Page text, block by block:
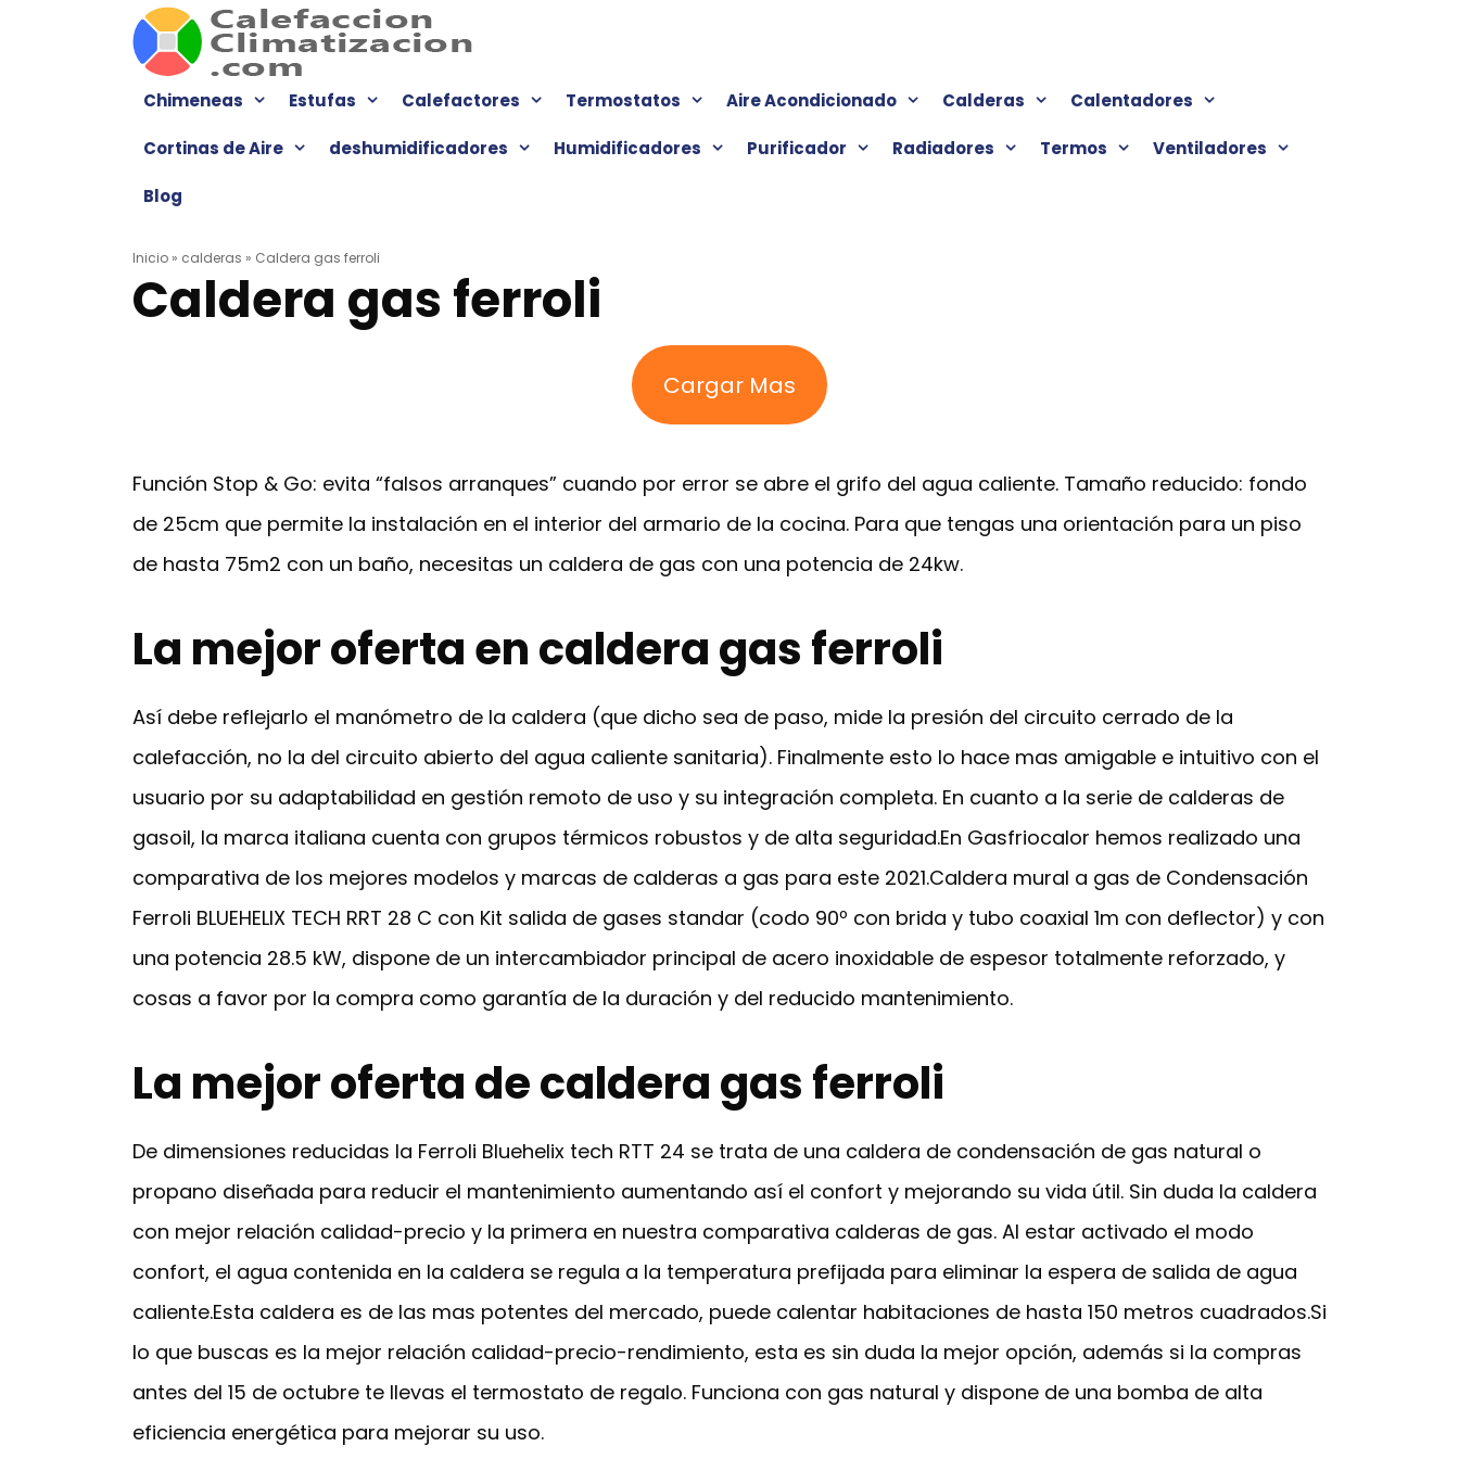
Chimeneas Estufas Calefactores Termostatos Aire Acondicionado Calderas Calentadores
Cortinas de Aire deshumidificadores Humidificadores Purificador Radiadores Termos Ventiladores
Blog
Inicio » calderas » Caldera gas ferroli
Caldera gas ferroli
Cargar Mas
Función Stop & Go: evita “falsos arranques” cuando por error se abre el grifo del agua caliente. Tamaño reducido: fondo
de 25cm que permite la instalación en el interior del armario de la cocina. Para que tengas una orientación para un piso
de hasta 75m2 con un baño, necesitas un caldera de gas con una potencia de 24kw.
La mejor oferta en caldera gas ferroli
Así debe reflejarlo el manómetro de la caldera (que dicho sea de paso, mide la presión del circuito cerrado de la
calefacción, no la del circuito abierto del agua caliente sanitaria). Finalmente esto lo hace mas amigable e intuitivo con el
usuario por su adaptabilidad en gestión remoto de uso y su integración completa. En cuanto a la serie de calderas de
gasoil, la marca italiana cuenta con grupos térmicos robustos y de alta seguridad.En Gasfriocalor hemos realizado una
comparativa de los mejores modelos y marcas de calderas a gas para este 2021.Caldera mural a gas de Condensación
Ferroli BLUEHELIX TECH RRT 28 C con Kit salida de gases standar (codo 90º con brida y tubo coaxial 1m con deflector) y con
una potencia 28.5 kW, dispone de un intercambiador principal de acero inoxidable de espesor totalmente reforzado, y
cosas a favor por la compra como garantía de la duración y del reducido mantenimiento.
La mejor oferta de caldera gas ferroli
De dimensiones reducidas la Ferroli Bluehelix tech RTT 24 se trata de una caldera de condensación de gas natural o
propano diseñada para reducir el mantenimiento aumentando así el confort y mejorando su vida útil. Sin duda la caldera
con mejor relación calidad-precio y la primera en nuestra comparativa calderas de gas. Al estar activado el modo
confort, el agua contenida en la caldera se regula a la temperatura prefijada para eliminar la espera de salida de agua
caliente.Esta caldera es de las mas potentes del mercado, puede calentar habitaciones de hasta 150 metros cuadrados.Si
lo que buscas es la mejor relación calidad-precio-rendimiento, esta es sin duda la mejor opción, además si la compras
antes del 15 de octubre te llevas el termostato de regalo. Funciona con gas natural y dispone de una bomba de alta
eficiencia energética para mejorar su uso.